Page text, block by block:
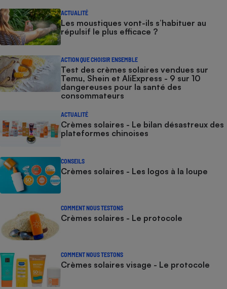
ACTUALITÉ
Les moustiques vont-ils s’habituer au
répulsif le plus efficace ?
ACTION QUE CHOISIR ENSEMBLE
Test des crèmes solaires vendues sur
Temu, Shein et AliExpress - 9 sur 10
dangereuses pour la santé des
consommateurs
ACTUALITÉ
Crèmes solaires - Le bilan désastreux des
plateformes chinoises
CONSEILS
Crèmes solaires - Les logos à la loupe
COMMENT NOUS TESTONS
Crèmes solaires - Le protocole
COMMENT NOUS TESTONS
Crèmes solaires visage - Le protocole